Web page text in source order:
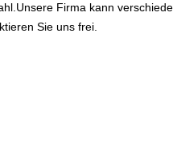
Firma kann
Sie uns frei.